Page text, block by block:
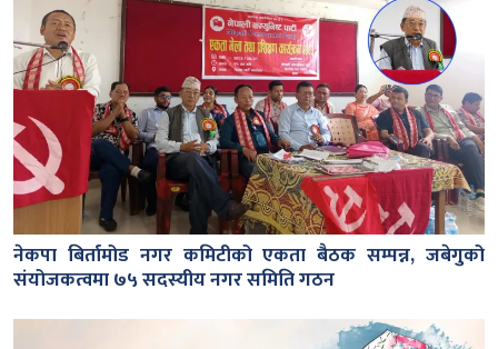
नेकपा बिर्तामोड नगर कमिटीको एकता बैठक सम्पन्न, जबेगुको
संयोजकत्वमा ७५ सदस्यीय नगर समिति गठन